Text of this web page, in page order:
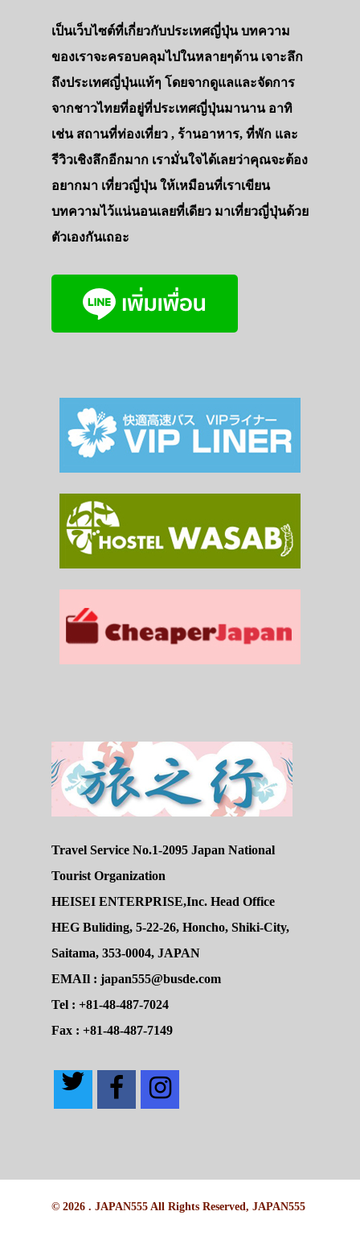
เป็นเว็บไซต์ที่เกี่ยวกับประเทศญี่ปุ่น บทความ
ของเราจะครอบคลุมไปในหลายๆด้าน เจาะลึก
ถึงประเทศญี่ปุ่นแท้ๆ โดยจากดูแลและจัดการ
จากชาวไทยที่อยู่ที่ประเทศญี่ปุ่นมานาน อาทิ
เช่น สถานที่ท่องเที่ยว , ร้านอาหาร, ที่พัก และ
รีวิวเชิงลึกอีกมาก เรามั่นใจได้เลยว่าคุณจะต้อง
อยากมา เที่ยวญี่ปุ่น ให้เหมือนที่เราเขียน
บทความไว้แน่นอนเลยที่เดียว มาเที่ยวญี่ปุ่นด้วย
ตัวเองกันเถอะ
Travel Service No.1-2095 Japan National
Tourist Organization
HEISEI ENTERPRISE,Inc. Head Office
HEG Buliding, 5-22-26, Honcho, Shiki-City,
Saitama, 353-0004, JAPAN
EMAIl : japan555@busde.com
Tel : +81-48-487-7024
Fax : +81-48-487-7149
© 2026 . JAPAN555 All Rights Reserved, JAPAN555